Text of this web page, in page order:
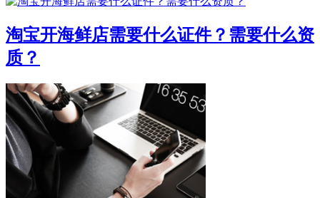
淘宝开海鲜店需要什么证件？需要什么资
质？